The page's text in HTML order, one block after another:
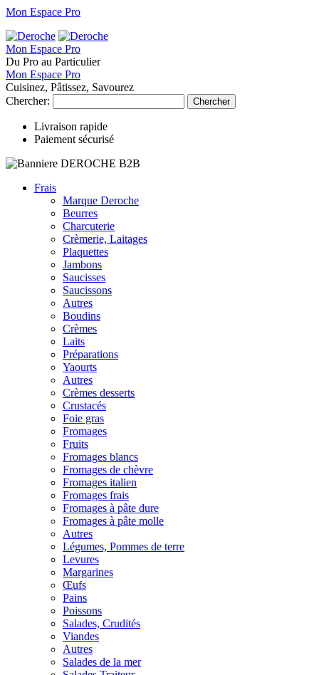
Mon Espace Pro
Mon Espace Pro
Du Pro au Particulier
Mon Espace Pro
Cuisinez, Pâtissez, Savourez
Chercher:
Chercher
Livraison rapide
Paiement sécurisé
Frais
Marque Deroche
Beurres
Charcuterie
Crèmerie, Laitages
Plaquettes
Jambons
Saucisses
Saucissons
Autres
Boudins
Crèmes
Laits
Préparations
Yaourts
Autres
Crèmes desserts
Crustacés
Foie gras
Fromages
Fruits
Fromages blancs
Fromages de chèvre
Fromages italien
Fromages frais
Fromages à pâte dure
Fromages à pâte molle
Autres
Légumes, Pommes de terre
Levures
Margarines
Œufs
Pains
Poissons
Salades, Crudités
Viandes
Autres
Salades de la mer